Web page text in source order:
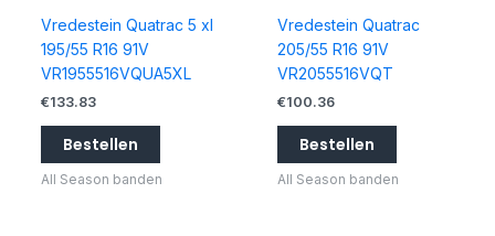
Vredestein Quatrac 5 xl
195/55 R16 91V
VR1955516VQUA5XL
€133.83
Bestellen
All Season banden
Vredestein Quatrac
205/55 R16 91V
VR2055516VQT
€100.36
Bestellen
All Season banden